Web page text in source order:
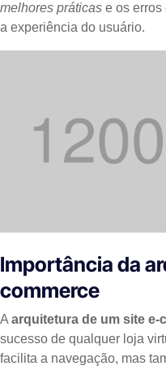
melhores práticas e os erros
a experiência do usuário.
Importância da
commerce
A arquitetura de um site e-
sucesso de qualquer loja
facilita a navegação, mas